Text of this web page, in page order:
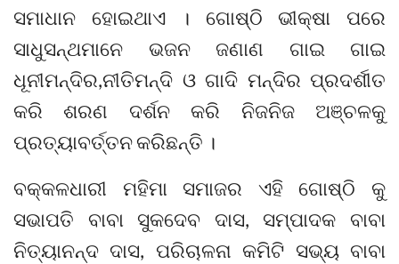
ସମାଧାନ ହୋଇଥାଏ । ଗୋଷ୍ଠି ଭୀକ୍ଷା ପରେ
ସାଧୁସନ୍ଥମାନେ ଭଜନ ଜଣାଣ ଗାଇ ଗାଇ
ଧୂନୀମନ୍ଦିର,ନୀତିମନ୍ଦି ଓ ଗାଦି ମନ୍ଦିର ପ୍ରଦର୍ଶୀତ
କରି ଶରଣ ଦର୍ଶନ କରି ନିଜନିଜ ଅଞ୍ଚଳକୁ
ପ୍ରତ୍ୟାବର୍ତ୍ତନ କରିଛନ୍ତି ।
ବକ୍କଳଧାରୀ ମହିମା ସମାଜର ଏହି ଗୋଷ୍ଠି କୁ
ସଭାପତି ବାବା ସୁକଦେବ ଦାସ, ସମ୍ପାଦକ ବାବା
ନିତ୍ୟାନନ୍ଦ ଦାସ, ପରିଚାଳନା କମିଟି ସଭ୍ୟ ବାବା